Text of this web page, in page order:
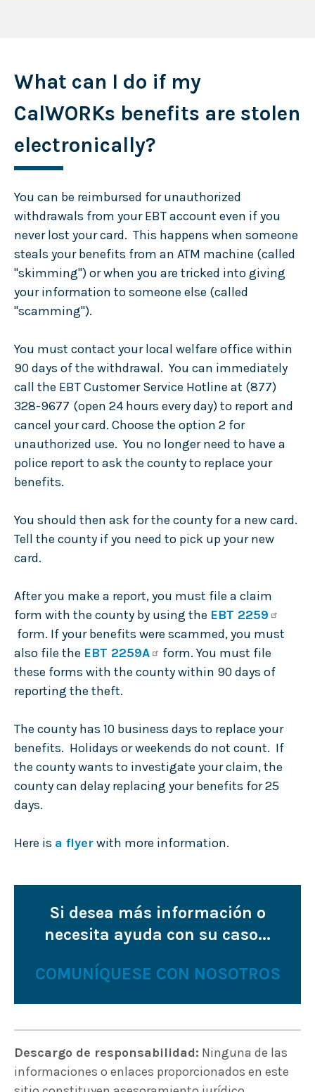
What can I do if my
CalWORKs benefits are stolen
electronically?
You can be reimbursed for unauthorized
withdrawals from your EBT account even if you
never lost your card. This happens when someone
steals your benefits from an ATM machine (called
"skimming") or when you are tricked into giving
your information to someone else (called
"scamming").
You must contact your local welfare office within
90 days of the withdrawal. You can immediately
call the EBT Customer Service Hotline at (877)
328-9677 (open 24 hours every day) to report and
cancel your card. Choose the option 2 for
unauthorized use. You no longer need to have a
police report to ask the county to replace your
benefits.
You should then ask for the county for a new card.
Tell the county if you need to pick up your new
card.
After you make a report, you must file a claim
form with the county by using the EBT 2259
form. If your benefits were scammed, you must
also file the EBT 2259A
form. You must file
these forms with the county within 90 days of
reporting the theft.
The county has 10 business days to replace your
benefits. Holidays or weekends do not count. If
the county wants to investigate your claim, the
county can delay replacing your benefits for 25
days.
Here is a flyerwith more information.
Si desea más información o
necesita ayuda con su caso...
COMUNÍQUESE CON NOSOTROS
Descargo de responsabilidad: Ninguna de las
informaciones o enlaces proporcionados en este